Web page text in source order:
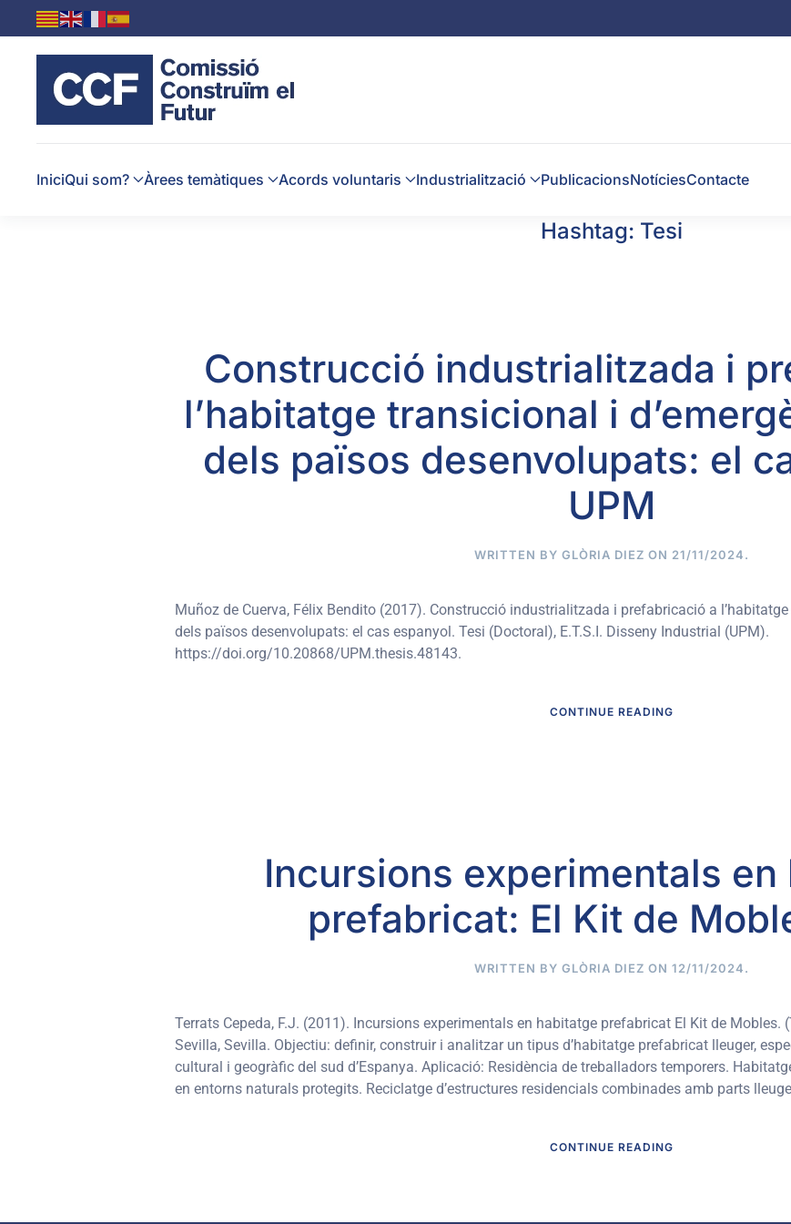
Skip to main content
IniciQui som? Àrees temàtiques Acords voluntaris Industrialització PublicacionsNotíciesContacte
Hashtag: Tesi
Construcció industrialitzada i
l’habitatge transicional i
dels països desenvolupats: el
UPM
WRITTEN BY GLÒRIA DIEZ ON 21/11/2024.
Muñoz de Cuerva, Félix Bendito (2017). Construcció industrialitzada i prefabricació a
dels països desenvolupats: el cas espanyol. Tesi (Doctoral), E.T.S.I. Disseny Industrial (UPM).
https://doi.org/10.20868/UPM.thesis.48143.
CONTINUE READING
Incursions experimentals en
prefabricat: El Kit de
WRITTEN BY GLÒRIA DIEZ ON 12/11/2024.
Terrats Cepeda, F.J. (2011). Incursions experimentals en habitatge prefabricat El Kit de Mobles.
Sevilla, Sevilla. Objectiu: definir, construir i analitzar un tipus d’habitatge prefabricat lleuger,
cultural i geogràfic del sud d’Espanya. Aplicació: Residència de treballadors temporers.
en entorns naturals protegits. Reciclatge d’estructures residencials combinades amb parts
CONTINUE READING